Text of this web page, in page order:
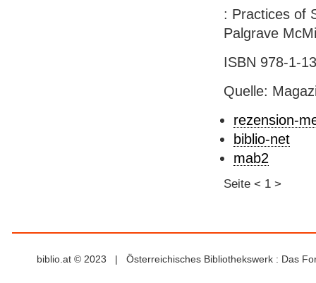
: Practices of
Palgrave
ISBN 978-1-
Quelle:
rezension-
biblio-net
mab2
Seite < 1 >
biblio.at © 2023 | Österreichisches Bibliothekswerk : Das